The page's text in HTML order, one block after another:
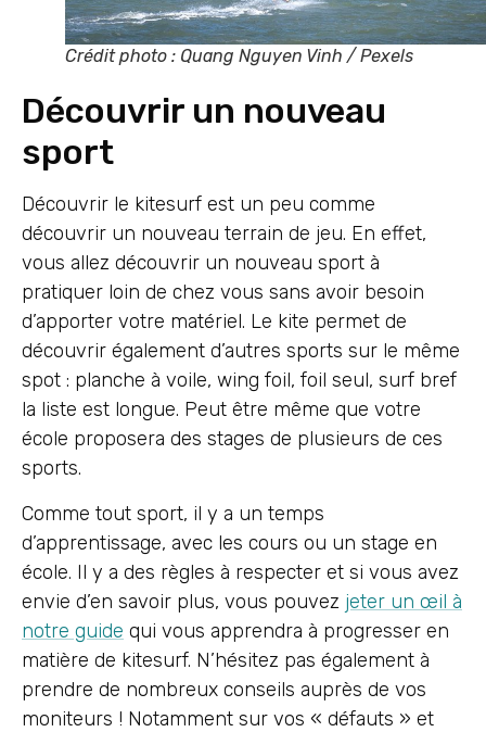
Crédit photo : Quang Nguyen Vinh / Pexels
Découvrir un nouveau
sport
Découvrir le kitesurf est un peu comme
découvrir un nouveau terrain de jeu. En effet,
vous allez découvrir un nouveau sport à
pratiquer loin de chez vous sans avoir besoin
d’apporter votre matériel. Le kite permet de
découvrir également d’autres sports sur le même
spot : planche à voile, wing foil, foil seul, surf bref
la liste est longue. Peut être même que votre
école proposera des stages de plusieurs de ces
sports.
Comme tout sport, il y a un temps
d’apprentissage, avec les cours ou un stage en
école. Il y a des règles à respecter et si vous avez
envie d’en savoir plus, vous pouvez jeter un œil à
notre guide qui vous apprendra à progresser en
matière de kitesurf. N’hésitez pas également à
prendre de nombreux conseils auprès de vos
moniteurs ! Notamment sur vos « défauts » et